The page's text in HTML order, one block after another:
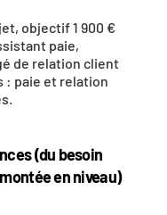
objectif 1 900 €
paie,
de relation client
: paie et relation
(du besoin
en niveau)